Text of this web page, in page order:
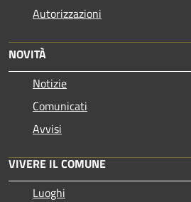
Autorizzazioni
NOVITÀ
Notizie
Comunicati
Avvisi
VIVERE IL COMUNE
Luoghi